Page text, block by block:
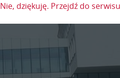
Nie, dziękuję. Przejdź do serwisu